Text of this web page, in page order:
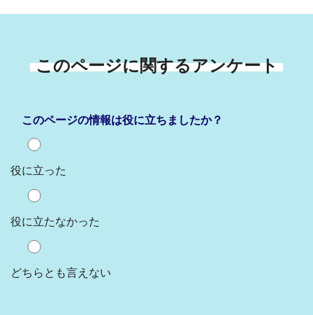
このページに関するアンケート
このページの情報は役に立ちましたか？
役に立った
役に立たなかった
どちらとも言えない